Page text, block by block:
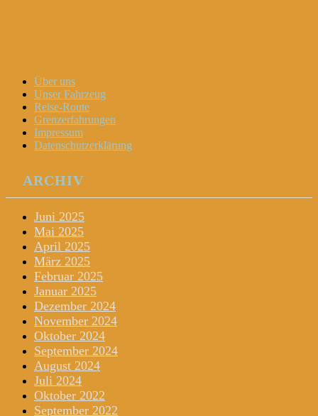
Menu
Widgets
Search
Skip
content
Über uns
Unser Fahrzeug
Reise-Route
Grenzerfahrungen
Impressum
Datenschutzerklärung
ARCHIV
Juni 2025
Mai 2025
April 2025
März 2025
Februar 2025
Januar 2025
Dezember 2024
November 2024
Oktober 2024
September 2024
August 2024
Juli 2024
Oktober 2022
September 2022